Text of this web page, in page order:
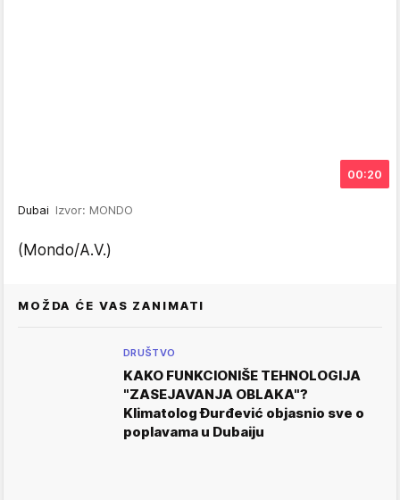
00:20
Dubai Izvor: MONDO
(Mondo/A.V.)
MOŽDA ĆE VAS ZANIMATI
DRUŠTVO
KAKO FUNKCIONIŠE TEHNOLOGIJA
"ZASEJAVANJA OBLAKA"?
Klimatolog Đurđević objasnio sve o
poplavama u Dubaiju